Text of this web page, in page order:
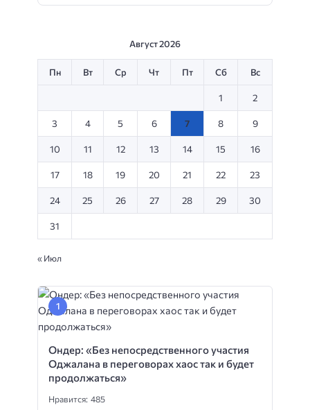
Август 2026
Пн Вт Ср Чт Пт Сб Вс
1 2
3 4 5 6 7 8 9
10 11 12 13 14 15 16
17 18 19 20 21 22 23
24 25 26 27 28 29 30
31
« Июл
Ондер: «Без непосредственного участия
Оджалана в переговорах хаос так и будет
продолжаться»
Нравится: 485